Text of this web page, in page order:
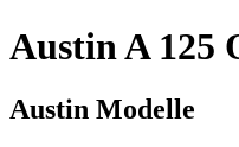
Austin A 125
Austin Modelle